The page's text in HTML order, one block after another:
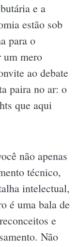
e a
estão sob
para o
um mero
ao debate
paira no ar: o
que aqui
não apenas
técnico,
intelectual,
é uma bala de
e
Não